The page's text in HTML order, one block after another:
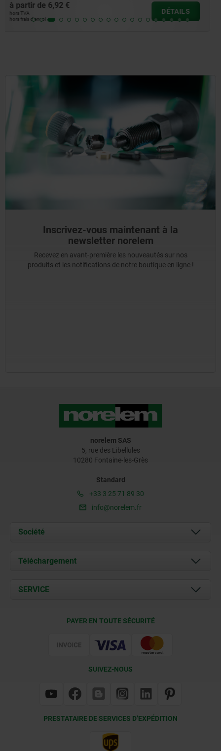
à partir de64,13 €
hors TVA
hors frais d’envoi
DÉTAILS
Inscrivez-vous maintenant à la
newsletter norelem
Recevez en avant-première les nouveautés sur nos
produits et les notifications de notre boutique en ligne !
norelem SAS
5, rue des Libellules
10280 Fontaine-les-Grès
Standard
+33 3 25 71 89 30
info@norelem.fr
Société
À propos de nous
Contact
Téléchargement
Documents
SERVICE
PAYER EN TOUTE SÉCURITÉ
SUIVEZ-NOUS
PRESTATAIRE DE SERVICES D’EXPÉDITION